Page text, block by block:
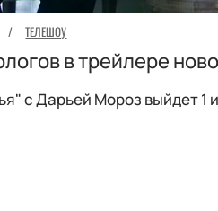
/ ТЕЛЕШОУ
в трейлере
с Дарьей Мороз выйдет 1